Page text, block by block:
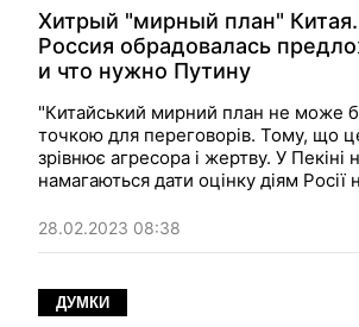
Хитрый "мирный план"
Россия обрадовалась
и что нужно Путину
"Китайський мирний план не може
точкою для переговорів. Тому, що
зрівнює агресора і жертву. У Пекіні
намагаються дати оцінку діям Росії
може призвести до припинення
відновлення територіальної
28.02.2023 08:38
ДУМКИ